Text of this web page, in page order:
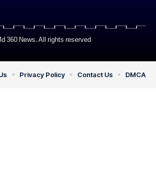
360 News. All rights reserved
Privacy Policy Contact Us DMCA